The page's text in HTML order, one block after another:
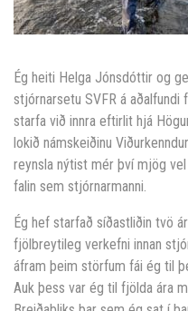
Ég heiti Helga Jónsdóttir og
stjórnarsetu SVFR á aðalfundi
starfa við innra eftirlit hjá
lokið námskeiðinu
reynsla nýtist mér því mjög
falin sem stjórnarmanni.
Ég hef starfað síðastliðin tvö
fjölbreytileg verkefni innan
áfram þeim störfum fái ég til
Auk þess var ég til fjölda ára